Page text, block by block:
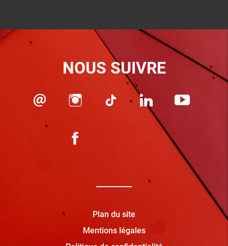
NOUS SUIVRE
Plan du site
Mentions légales